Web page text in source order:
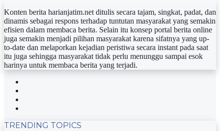
Konten berita harianjatim.net ditulis secara tajam, singkat, padat, dan
dinamis sebagai respons terhadap tuntutan masyarakat yang semakin
efisien dalam membaca berita. Selain itu konsep portal berita online
juga semakin menjadi pilihan masyarakat karena sifatnya yang up-
to-date dan melaporkan kejadian peristiwa secara instant pada saat
itu juga sehingga masyarakat tidak perlu menunggu sampai esok
harinya untuk membaca berita yang terjadi.
TRENDING TOPICS